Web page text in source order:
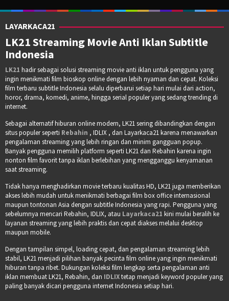
LAYARKACA21
LK21 Streaming Movie Anti Iklan Subtitle
Indonesia
LK21 hadir sebagai solusi streaming movie anti iklan untuk pengguna yang
ingin menikmati film bioskop online dengan lebih nyaman dan cepat. Koleksi
film terbaru subtitle Indonesia selalu diperbarui setiap hari mulai dari action,
horor, drama, komedi, anime, hingga serial populer yang sedang trending di
internet.
Sebagai alternatif hiburan online modern, LK21 sering dibandingkan dengan
situs populer seperti Rebahin , IDLIX , dan Layarkaca21 karena menawarkan
pengalaman streaming yang lebih ringan dan minim gangguan popup.
Banyak pengguna memilih platform seperti LK21 dan Rebahin karena ingin
nonton film favorit tanpa iklan berlebihan yang mengganggu kenyamanan
saat streaming.
Tidak hanya menghadirkan movie terbaru kualitas HD, LK21 juga memberikan
akses lebih mudah untuk menikmati berbagai film box office internasional
maupun tontonan Asia dengan subtitle Indonesia yang rapi. Pengguna yang
sebelumnya mencari Rebahin, IDLIX, atau Layarkaca21 kini mulai beralih ke
layanan streaming yang lebih praktis dan cepat diakses melalui desktop
maupun mobile.
Dengan tampilan simpel, loading cepat, dan pengalaman streaming lebih
stabil, LK21 menjadi pilihan banyak pecinta film online yang ingin menikmati
hiburan tanpa ribet. Dukungan koleksi film lengkap serta pengalaman anti
iklan membuat LK21, Rebahin, dan IDLIXtetap menjadi keyword populer yang
paling banyak dicari pengguna internet Indonesia setiap hari.